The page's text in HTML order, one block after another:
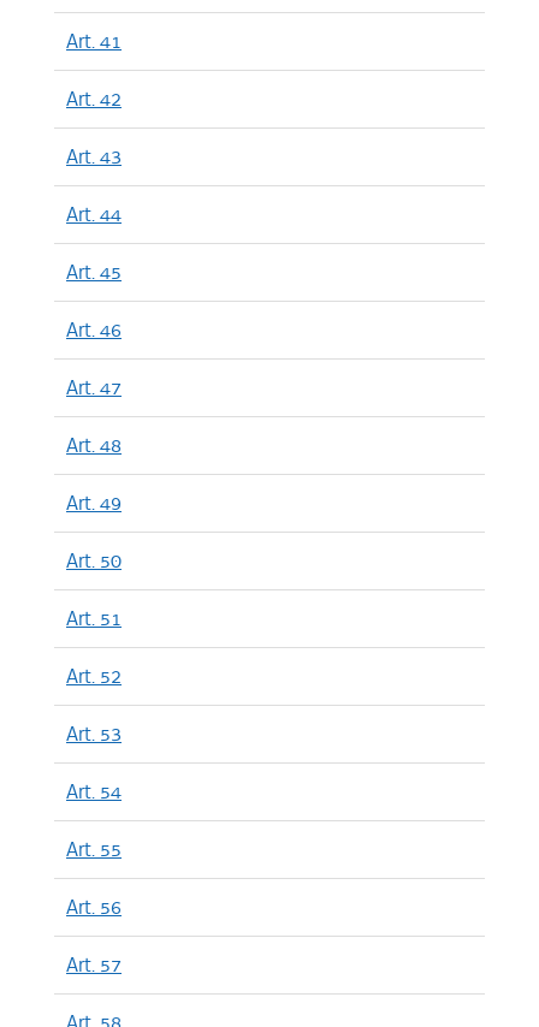
Art. 41
Art. 42
Art. 43
Art. 44
Art. 45
Art. 46
Art. 47
Art. 48
Art. 49
Art. 50
Art. 51
Art. 52
Art. 53
Art. 54
Art. 55
Art. 56
Art. 57